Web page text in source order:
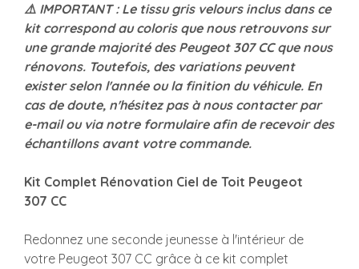
⚠️ IMPORTANT : Le tissu gris velours inclus dans ce
kit correspond au coloris que nous retrouvons sur
une grande majorité des Peugeot 307 CC que nous
rénovons. Toutefois, des variations peuvent
exister selon l'année ou la finition du véhicule. En
cas de doute, n'hésitez pas à nous contacter par
e-mail ou via notre formulaire afin de recevoir des
échantillons avant votre commande.
Kit Complet Rénovation Ciel de Toit Peugeot
307 CC
Redonnez une seconde jeunesse à l'intérieur de
votre Peugeot 307 CC grâce à ce kit complet